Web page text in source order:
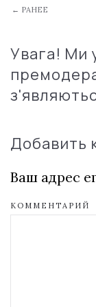
← РАНЕЕ
Увага! Ми
Добавить
Ваш адрес
КОММЕНТАРИЙ